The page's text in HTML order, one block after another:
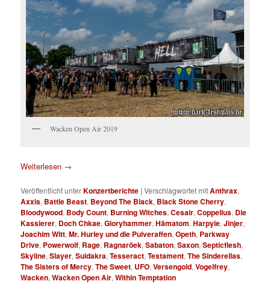
Wacken Open Air 2019
Weiterlesen →
Veröffentlicht unterKonzertberichte |Verschlagwortet mitAnthrax,
Axxis, Battle Beast, Beyond The Black, Black Stone Cherry,
Bloodywood, Body Count, Burning Witches,Cesair,Coppelius, Die
Kassierer, Doch Chkae,Gloryhammer,Hämatom,Harpyie,Jinjer,
Joachim Witt,Mr. Hurley und die Pulveraffen,Opeth, Parkway
Drive, Powerwolf, Rage, Ragnaröek,Sabaton,Saxon,Septicflesh,
Skyline,Slayer,Suidakra,Tesseract,Testament,The Sinderellas,
The Sisters of Mercy,The Sweet, UFO,Versengold,Vogelfrey,
Wacken,Wacken Open Air,Within Temptation